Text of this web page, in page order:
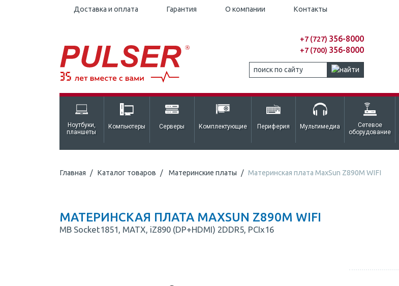
Доставка и оплата Гарантия О компании Контакты
+7 (727) 356-8000
+7 (700) 356-8000
Ноутбуки,
планшеты
Компьютеры Серверы Комплектующие Периферия Мультимедиа
Сетевое
оборудование
Главная Каталог товаров Материнские платы Материнская плата MaxSun Z890M WIFI
МАТЕРИНСКАЯ ПЛАТА MAXSUN Z890M WIFI
MB Socket1851, MATX, iZ890 (DP+HDMI) 2DDR5, PCIx16